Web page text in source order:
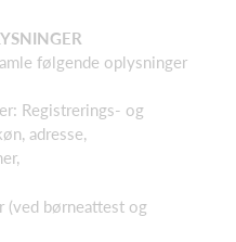
følgende oplysninger
Registrerings- og
adresse,
(ved børneattest og